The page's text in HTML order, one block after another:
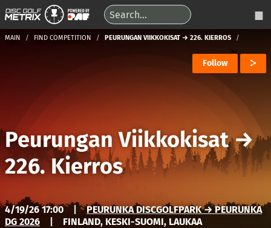
MAIN FIND COMPETITION PEURUNGAN VIIKKOKISAT → 226. KIERROS
Follow
Peurungan Viikkokisat→
226. Kierros
4/19/26 17:00
PEURUNKA DISCGOLFPARK → PEURUNKA
DG 2026
FINLAND, KESKI-SUOMI, LAUKAA